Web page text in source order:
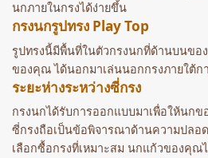
นกภายในกรงได้ง่ายขึ้น
กรงนกรูปทรง Play Top
รูปทรงนี้มีพื้นที่ในตัวกรงนกที่ด้านบนขอ
ของคุณ ได้นอกมาเล่นนอกกรงภายใต้
ระยะห่างระหว่างซี่กรง
กรงนกได้รับการออกแบบมาเพื่อให้นก
ซี่กรงถือเป็นข้อพิจารณาด้านความปล
เลือกซื้อกรงที่เหมาะสม นกแก้วของคุณ